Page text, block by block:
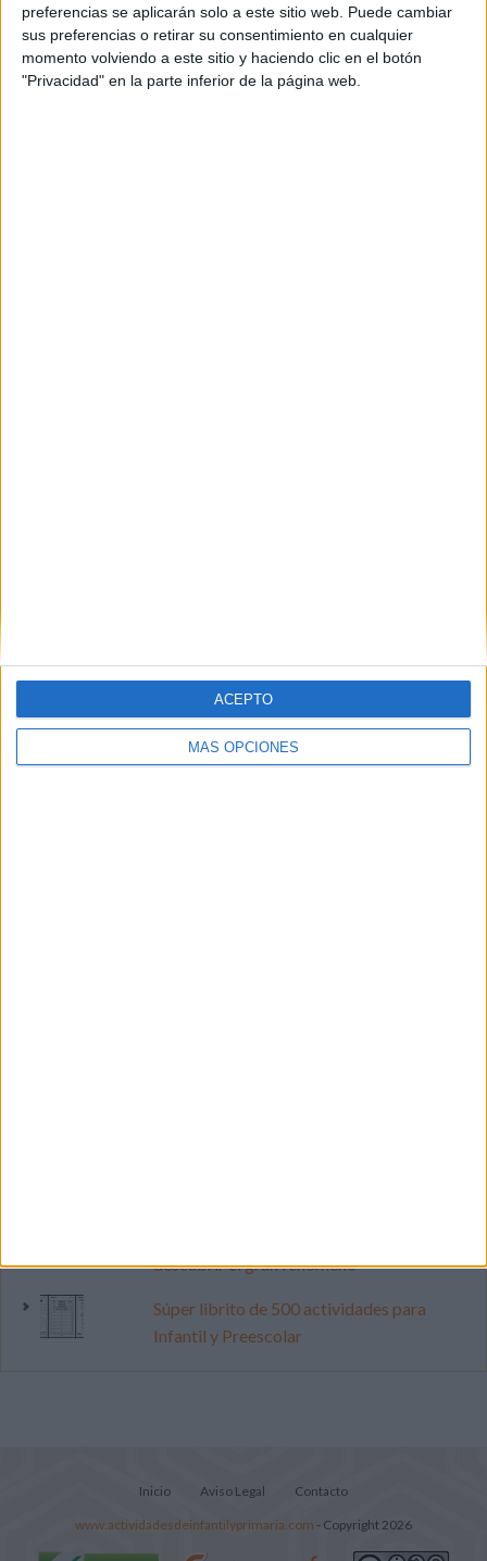
preferencias se aplicarán solo a este sitio web. Puede cambiar
sus preferencias o retirar su consentimiento en cualquier
momento volviendo a este sitio y haciendo clic en el botón
"Privacidad" en la parte inferior de la página web.
MÁS OPCIONES
ACEPTO
PINTEREST
descubrir el gran fenómeno
Súper librito de 500 actividades para
Infantil y Preescolar
Inicio Aviso Legal Contacto
www.actividadesdeinfantilyprimaria.com - Copyright 2026